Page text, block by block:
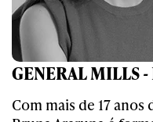
GENERAL MILLS
Com mais de 17